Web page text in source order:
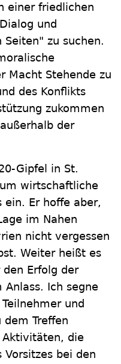
einer friedlichen
und
Seiten" zu suchen.
Macht Stehende zu
des Konflikts
zukommen
der
Gipfel in St.
wirtschaftliche
ein. Er hoffe aber,
im Nahen
nicht vergessen
Weiter heißt es
Erfolg der
Anlass. Ich segne
und
dem Treffen
Aktivitäten, die
Vorsitzes bei den